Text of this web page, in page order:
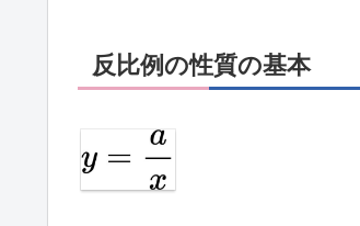
反比例の性質の基本